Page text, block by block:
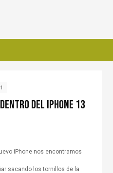
del iPhone 13
iPhone nos encontramos
sacando los tornillos de la